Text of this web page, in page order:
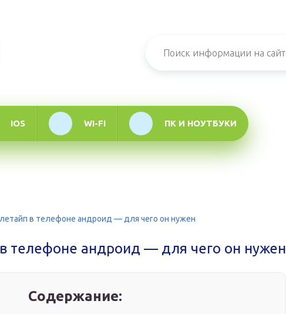
IOS WI-FI ПК И НОУТБУКИ
в телефоне андроид — для чего он нужен
телефоне андроид — для чего он нужен
Содержание: